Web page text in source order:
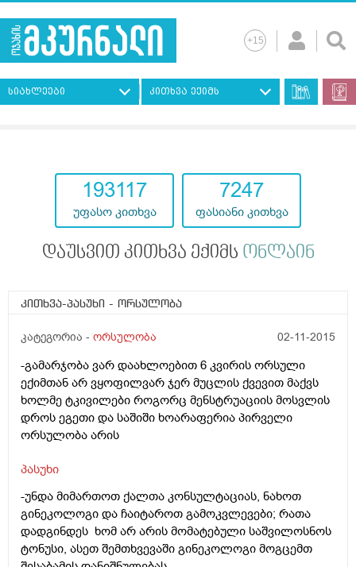
სიახლეები კითხვა ექიმს
193117
უფასო კითხვა
7247
ფასიანი კითხვა
დაუსვით კითხვა ექიმს ონლაინ
კითხვა-პასუხი - ორსულობა
კატეგორია - ორსულობა 02-11-2015
-გამარჯობა ვარ დაახლოებით 6 კვირის ორსული
ექიმთან არ ვყოფილვარ ჯერ მუცლის ქვევით მაქვს
ხოლმე ტკივილები როგორც მენსტრუაციის მოსვლის
დროს ეგეთი და საშიში ხოარაფერია პირველი
ორსულობა არის
პასუხი
-უნდა მიმართოთ ქალთა კონსულტაციას, ნახოთ
გინეკოლოგი და ჩაიტაროთ გამოკვლევები; რათა
დადგინდეს ხომ არ არის მომატებული საშვილოსნოს
ტონუსი, ასეთ შემთხვევაში გინეკოლოგი მოგცემთ